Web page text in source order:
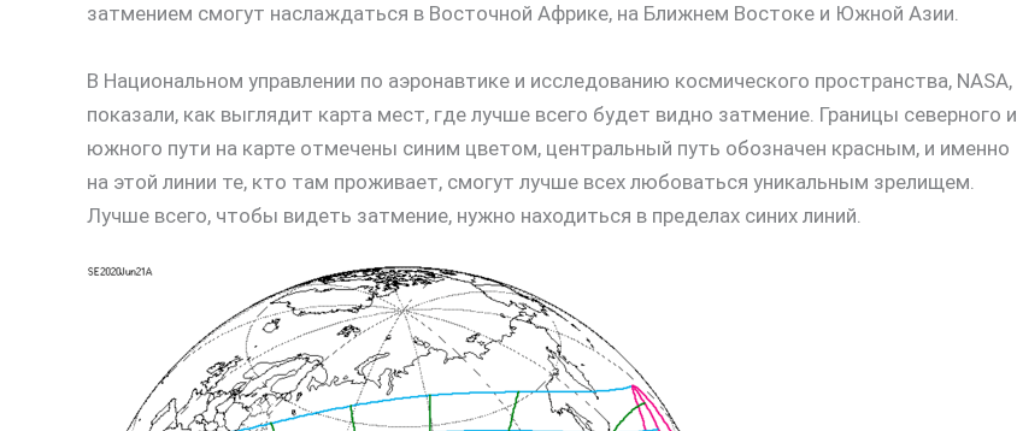
затмением смогут наслаждаться в Восточной Африке, на Ближнем Востоке и Южной Азии.
В Национальном управлении по аэронавтике и исследованию космического пространства, NASA,
показали, как выглядит карта мест, где лучше всего будет видно затмение. Границы северного и
южного пути на карте отмечены синим цветом, центральный путь обозначен красным, и именно
на этой линии те, кто там проживает, смогут лучше всех любоваться уникальным зрелищем.
Лучше всего, чтобы видеть затмение, нужно находиться в пределах синих линий.